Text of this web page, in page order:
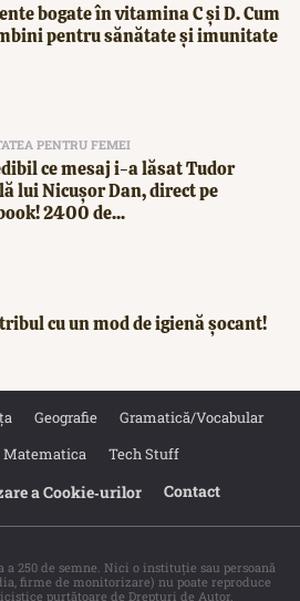
bogate în vitamina C și D. Cum
pentru sănătate și imunitate
PENTRU FEMEI
ce mesaj i-a lăsat Tudor
lui Nicușor Dan, direct pe
2400 de...
cu un mod de igienă șocant!
Geografie
Gramatică/Vocabular
Matematica Tech Stuff
a Cookie‐urilor Contact
250 de semne. Nici o instituţie sau persoană
firme de monitorizare) nu poate reproduce
purtătoare de Drepturi de Autor.